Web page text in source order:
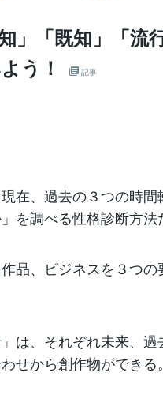
」「既知」「流
う！
記事
在、過去の３つの時
を調べる性格診断方法
品、ビジネスを３つ
は、それぞれ未来、
せから創作物ができる。